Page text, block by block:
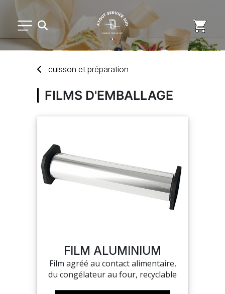
ARTS DE LA TABLE
USAGE UNIQUE
DISTRIBUTION DE REPAS
MARQUES
MON COMPTE
cuisson et préparation
FILMS D'EMBALLAGE
FILM ALUMINIUM
Film agréé au contact alimentaire,
du congélateur au four, recyclable